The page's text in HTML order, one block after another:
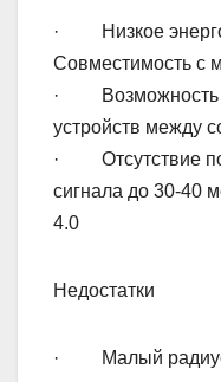
· Низкое
Совместимость с
· Возможность
устройств между
· Отсутствие
сигнала до 30-40
4.0
Недостатки
· Малый радиус